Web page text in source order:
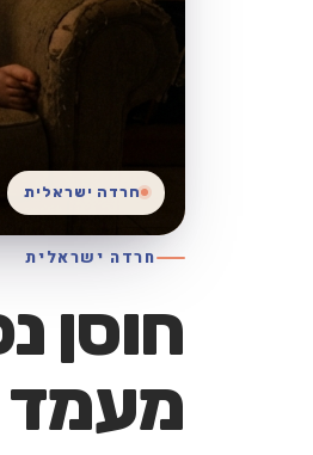
חרדה ישראלית
חוסן
מעמד
חרדה ישראלית